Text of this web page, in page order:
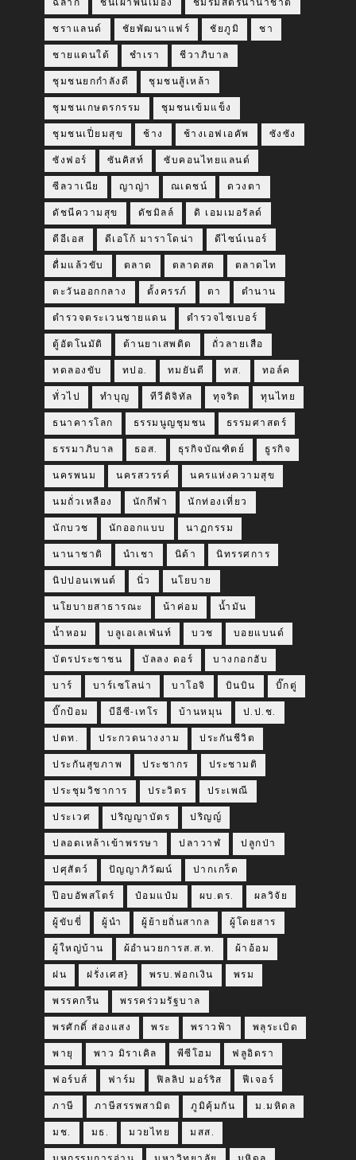
ฉลาก ชนเผ่าพื้นเมือง ชมรมสตรีนานาชาติ
ชราแลนด์ ชัยพัฒนาแฟร์ ชัยภูมิ ชา
ชายแดนใต้ ชำเรา ชีวาภิบาล
ชุมชนยกกำลังดี ชุมชนสู้เหล้า
ชุมชนเกษตรกรรม ชุมชนเข้มแข็ง
ชุมชนเปี่ยมสุข ช้าง ช้างเอฟเอคัพ ซังซัง
ซังฟอร์ ซันคิสท์ ซับคอนไทยแลนด์
ซีลวาเนีย ญาญ่า ณเดชน์ ดวงตา
ดัชนีความสุข ดัชมิลล์ ดิ เอมเมอรัลด์
ดีอีเอส ดีเอโก้ มาราโดน่า ดีไซน์เนอร์
ดื่มแล้วขับ ตลาด ตลาดสด ตลาดไท
ตะวันออกกลาง ตั้งครรภ์ ตา ตำนาน
ตำรวจตระเวนชายแดน ตำรวจไซเบอร์
ตู้อัตโนมัติ ต้านยาเสพติด ถั่วลายเสือ
ทดลองขับ ทปอ. ทมยันตี ทส. ทอล์ค
ทั่วไป ทำบุญ ทีวีดิจิทัล ทุจริต ทุนไทย
ธนาคารโลก ธรรมนูญชุมชน ธรรมศาสตร์
ธรรมาภิบาล ธอส. ธุรกิจบัณฑิตย์ ธูรกิจ
นครพนม นครสวรรค์ นครแห่งความสุข
นมถั่วเหลือง นักกีฬา นักท่องเที่ยว
นักบวช นักออกแบบ นาฏกรรม
นานาชาติ นำเชา นิด้า นิทรรศการ
นิปปอนเพนต์ นิ่ว นโยบาย
นโยบายสาธารณะ น้าค่อม น้ำมัน
น้ำหอม บลูเอเลเฟ่นท์ บวช บอยแบนด์
บัตรประชาชน บัลลง ดอร์ บางกอกฮับ
บาร์ บาร์เซโลน่า บาโอจิ บินบิน บิ๊กตู่
บิ๊กป้อม บีอีซี-เทโร บ้านหมุน ป.ป.ช.
ปตท. ประกวดนางงาม ประกันชีวิต
ประกันสุขภาพ ประชากร ประชามติ
ประชุมวิชาการ ประวิตร ประเพณี
ประเวศ ปริญญาบัตร ปริญญ์
ปลอดเหล้าเข้าพรรษา ปลาวาฬ ปลูกป่า
ปศุสัตว์ ปัญญาภิวัฒน์ ปากเกร็ด
ป๊อบอัพสโตร์ ป๋อมแป๋ม ผบ.ตร. ผลวิจัย
ผู้ขับขี่ ผู้นำ ผู้ย้ายถิ่นสากล ผู้โดยสาร
ผู้ใหญ่บ้าน ผ้อำนวยการส.ส.ท. ผ้าอ้อม
ฝน ฝรั่งเศส} พรบ.ฟอกเงิน พรม
พรรคกรีน พรรคร่วมรัฐบาล
พรศักดิ์ ส่องแสง พระ พราวฟ้า พลุระเบิด
พายุ พาว มิราเคิล พีซีโฮม ฟลูอิดรา
ฟอร์บส์ ฟาร์ม ฟิลลิป มอร์ริส ฟีเจอร์
ภาษี ภาษีสรรพสามิต ภูมิคุ้มกัน ม.มหิดล
มช. มธ. มวยไทย มสส.